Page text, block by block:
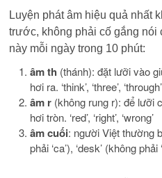
Luyện phát âm hiệu quả nhất
trước, không phải cố gắng nói
này mỗi ngày trong 10 phút:
âm th (thánh): đặt lưỡi vào
hơi ra. ‘think’, ‘three’, ‘through’
âm r (không rung r): để lưỡi
hơi tròn. ‘red’, ‘right’, ‘wrong’
âm cuối: người Việt thường
phải ‘ca’), ‘desk’ (không phải